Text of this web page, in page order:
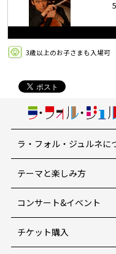
3歳以上のお子さまも入場可
ラ・フォル・ジュルネに
テーマと楽しみ方
コンサート&イベント
チケット購入